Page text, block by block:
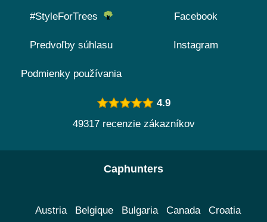
#StyleForTrees
Predvoľby súhlasu
Podmienky používania
Facebook
Instagram
4.9
49317 recenzie zákazníkov
Caphunters
Austria Belgique Bulgaria Canada Croatia